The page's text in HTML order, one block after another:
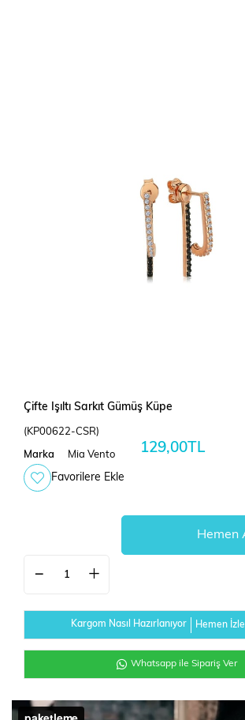
Çifte Işıltı Sarkıt Gümüş Küpe
(KP00622-CSR)
Marka Mia Vento 129,00TL
Favorilere Ekle
Kargom Nasıl Hazırlanıyor Hemen İzle
Whatsapp ile Sipariş Ver